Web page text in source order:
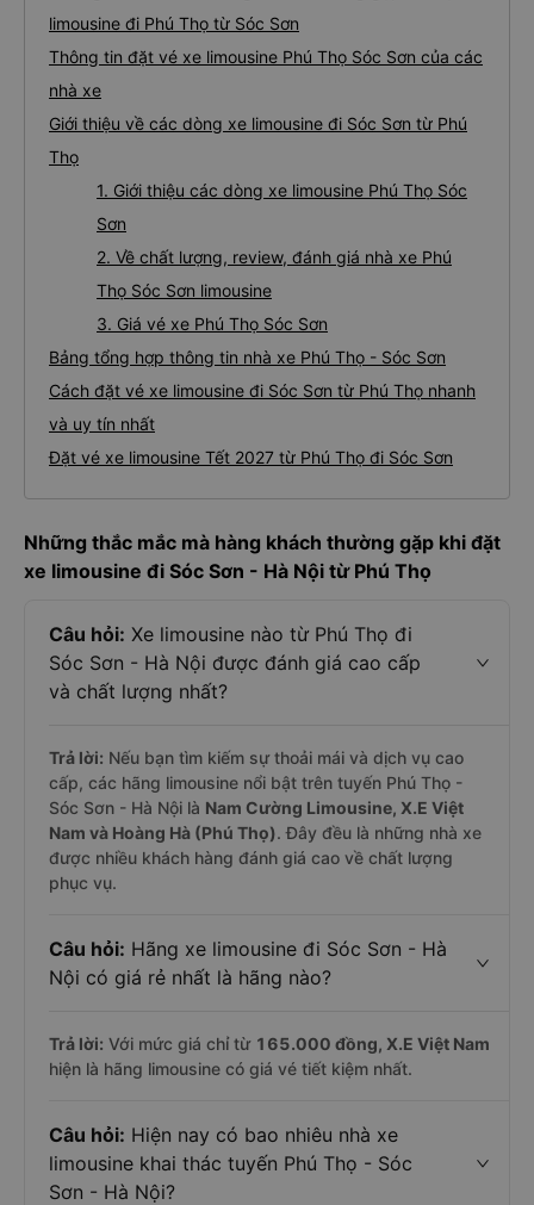
limousine đi Phú Thọ từ Sóc Sơn
Thông tin đặt vé xe limousine Phú Thọ Sóc Sơn của các
nhà xe
Giới thiệu về các dòng xe limousine đi Sóc Sơn từ Phú
Thọ
1. Giới thiệu các dòng xe limousine Phú Thọ Sóc
Sơn
2. Về chất lượng, review, đánh giá nhà xe Phú
Thọ Sóc Sơn limousine
3. Giá vé xe Phú Thọ Sóc Sơn
Bảng tổng hợp thông tin nhà xe Phú Thọ - Sóc Sơn
Cách đặt vé xe limousine đi Sóc Sơn từ Phú Thọ nhanh
và uy tín nhất
Đặt vé xe limousine Tết 2027 từ Phú Thọ đi Sóc Sơn
Những thắc mắc mà hàng khách thường gặp khi đặt
xe limousine đi Sóc Sơn - Hà Nội từ Phú Thọ
Câu hỏi: Xe limousine nào từ Phú Thọ đi
Sóc Sơn - Hà Nội được đánh giá cao cấp
và chất lượng nhất?
Trả lời: Nếu bạn tìm kiếm sự thoải mái và dịch vụ cao
cấp, các hãng limousine nổi bật trên tuyến Phú Thọ -
Sóc Sơn - Hà Nội là Nam Cường Limousine, X.E Việt
Nam và Hoàng Hà (Phú Thọ). Đây đều là những nhà xe
được nhiều khách hàng đánh giá cao về chất lượng
phục vụ.
Câu hỏi: Hãng xe limousine đi Sóc Sơn - Hà
Nội có giá rẻ nhất là hãng nào?
Trả lời: Với mức giá chỉ từ 165.000 đồng, X.E Việt Nam
hiện là hãng limousine có giá vé tiết kiệm nhất.
Câu hỏi: Hiện nay có bao nhiêu nhà xe
limousine khai thác tuyến Phú Thọ - Sóc
Sơn - Hà Nội?